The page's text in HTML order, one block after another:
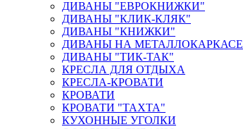
ДИВАНЫ "ЕВРОКНИЖКИ"
ДИВАНЫ "КЛИК-КЛЯК"
ДИВАНЫ "КНИЖКИ"
ДИВАНЫ НА МЕТАЛЛОКАРКАСЕ
ДИВАНЫ "ТИК-ТАК"
КРЕСЛА ДЛЯ ОТДЫХА
КРЕСЛА-КРОВАТИ
КРОВАТИ
КРОВАТИ "ТАХТА"
КУХОННЫЕ УГОЛКИ